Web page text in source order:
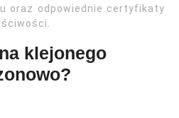
oraz odpowiednie certyfikaty
klejonego